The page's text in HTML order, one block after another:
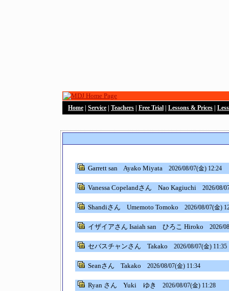
Home Service Teachers Free Trial Lessons & Prices
Garrett sanAyako Miyata 2026/08/07(金) 12:24
Vanessa Copelandさん Nao Kagiuchi 2026/08/
Shandiさん Umemoto Tomoko 2026/08/07(金)
イザイアさん Isaiah sanひろこ Hiroko 2026/
セバスチャンさん Takako 2026/08/07(金) 11:35
Seanさん Takako 2026/08/07(金) 11:34
Ryan さん Yuki ゆき 2026/08/07(金) 11:28